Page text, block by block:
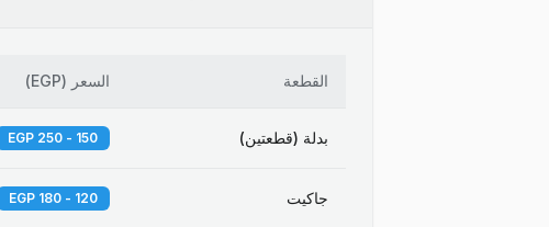
القطعة السعر (
EGP
)
بدلة (قطعتين) 150 - 250 EGP
جاكيت 120 - 180 EGP